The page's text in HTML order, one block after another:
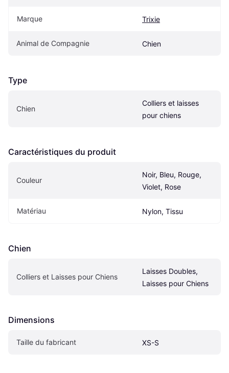
Marque Trixie
Animal de Compagnie Chien
Type
Chien
Colliers et laisses
pour chiens
Caractéristiques du produit
Couleur
Noir, Bleu, Rouge,
Violet, Rose
Matériau Nylon, Tissu
Chien
Colliers et Laisses pour Chiens
Laisses Doubles,
Laisses pour Chiens
Dimensions
Taille du fabricant XS-S